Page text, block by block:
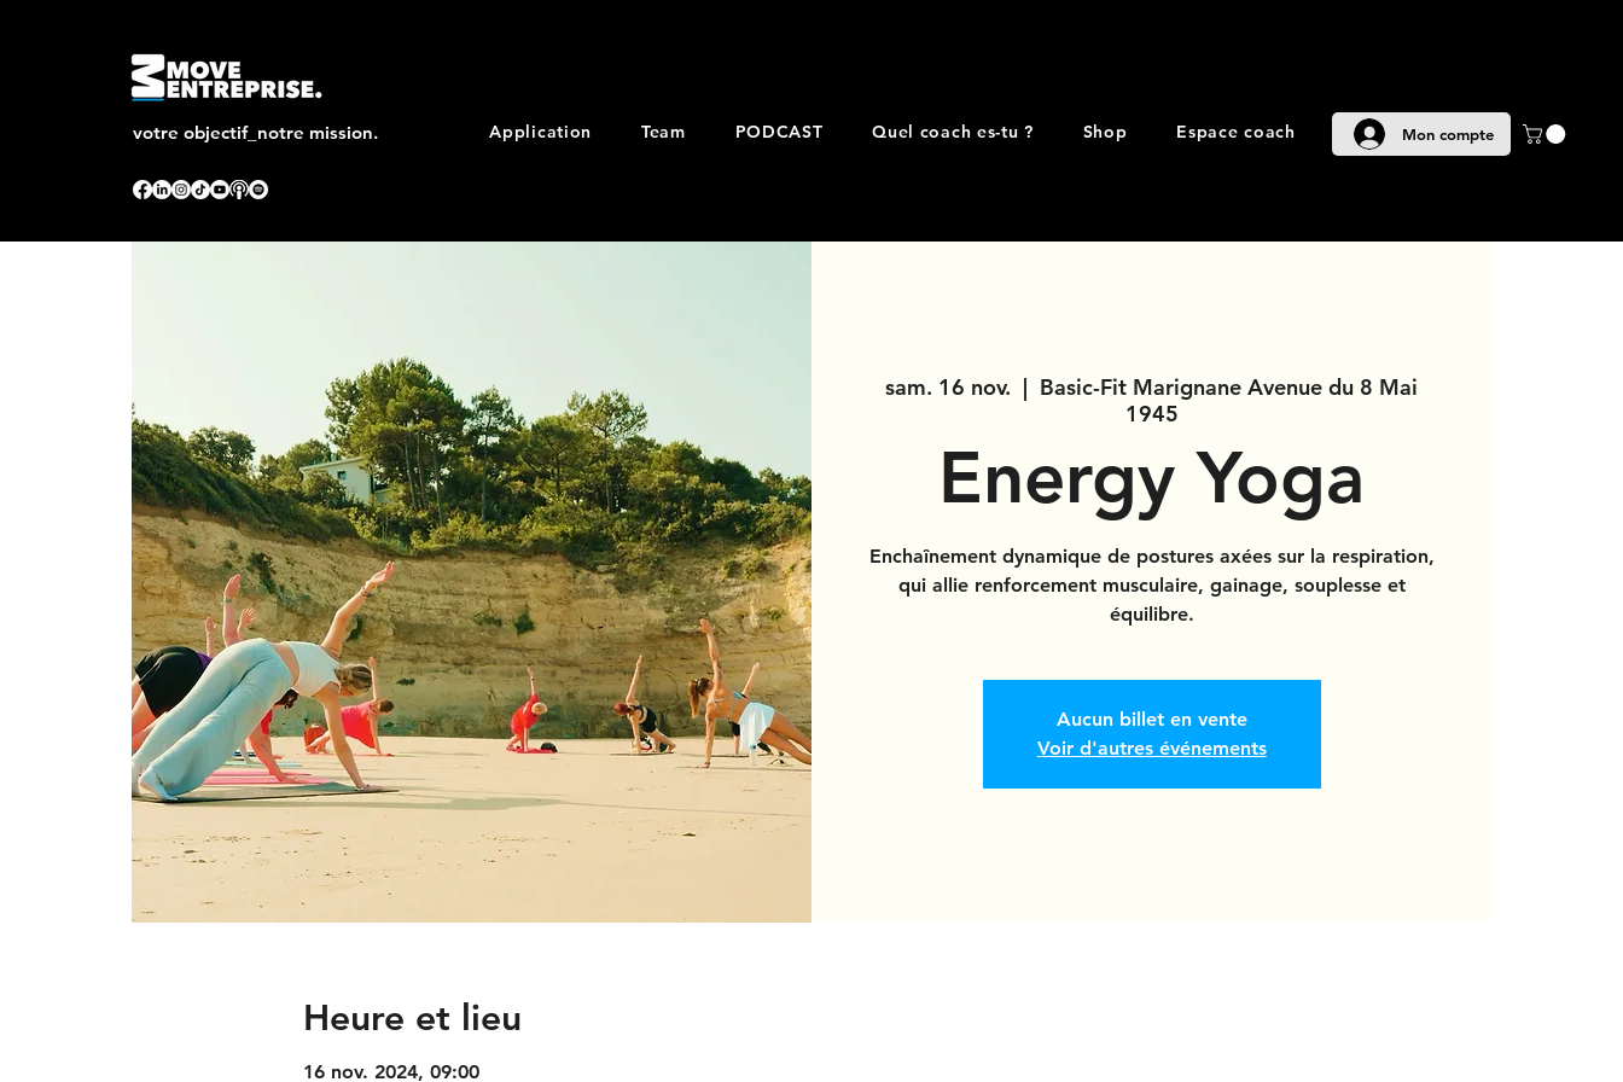
votre objectif_notre mission. Application Team PODCAST Quel coach es-tu ? Shop Espace coach Mon compte
sam. 16 nov.
  |
Basic-Fit Marignane Avenue du 8 Mai
1945
Energy Yoga
Enchaînement dynamique de postures axées sur la respiration,
qui allie renforcement musculaire, gainage, souplesse et
équilibre.
Aucun billet en vente
Voir d'autres événements
Heure et lieu
16 nov. 2024, 09:00